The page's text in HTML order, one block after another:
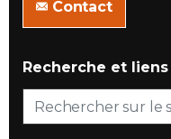
Contact
Recherche et liens